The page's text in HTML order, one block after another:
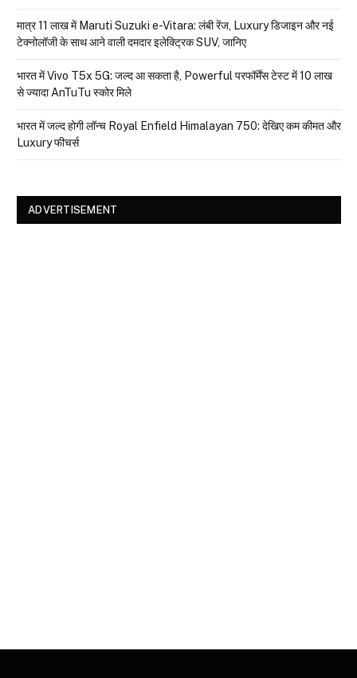
मात्र ₹11 लाख में Maruti Suzuki e-Vitara: लंबी रेंज, Luxury डिजाइन और नई
टेक्नोलॉजी के साथ आने वाली दमदार इलेक्ट्रिक SUV, जानिए
भारत में Vivo T5x 5G: जल्द आ सकता है, Powerful परफॉर्मेंस टेस्ट में 10 लाख
से ज्यादा AnTuTu स्कोर मिले
भारत में जल्द होगी लॉन्च Royal Enfield Himalayan 750: देखिए कम कीमत और
Luxury फीचर्स
ADVERTISEMENT